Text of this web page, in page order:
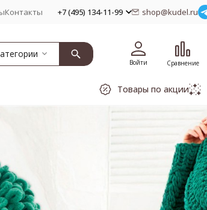
Контакты +7 (495) 134-11-99 shop@kudel.ru
Войти Сравнение
Товары по акции